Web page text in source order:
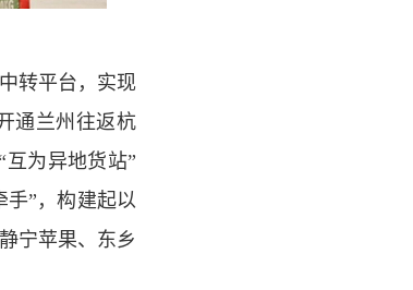
转平台， 实现
通兰州往返杭
“互为异地货站”
手” ，构建起以
宁苹果、东乡